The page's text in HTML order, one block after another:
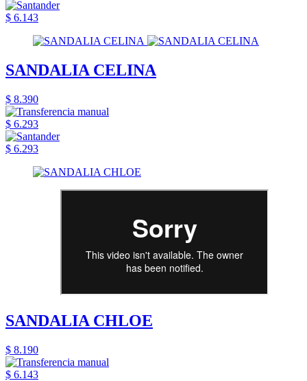
$ 6.143
SANDALIA CELINA
$ 8.390
$ 6.293
$ 6.293
SANDALIA CHLOE
$ 8.190
$ 6.143